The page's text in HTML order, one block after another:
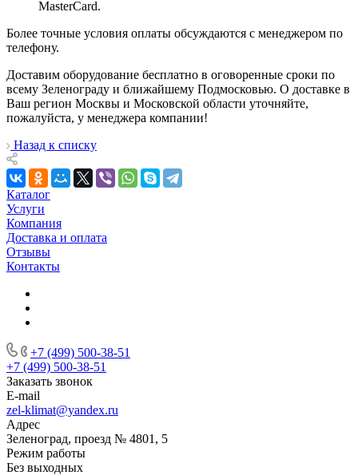
MasterCard.
Более точные условия оплаты обсуждаются с менеджером по
телефону.
Доставим оборудование бесплатно в оговоренные сроки по
всему Зеленограду и ближайшему Подмосковью. О доставке в
Ваш регион Москвы и Московской области уточняйте,
пожалуйста, у менеджера компании!
Назад к списку
Каталог
Услуги
Компания
Доставка и оплата
Отзывы
Контакты
+7 (499) 500-38-51
+7 (499) 500-38-51
Заказать звонок
E-mail
zel-klimat@yandex.ru
Адрес
Зеленоград, проезд № 4801, 5
Режим работы
Без выходных